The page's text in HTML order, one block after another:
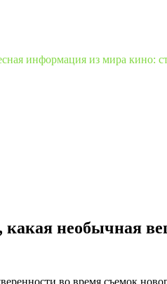
информация из мира кино:
необычная
во время съемок